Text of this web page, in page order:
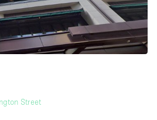
Street